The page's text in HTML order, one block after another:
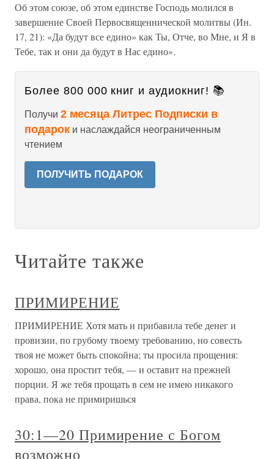
Об этом союзе, об этом единстве Господь молился в
завершение Своей Первосвященнической молитвы (Ин.
17, 21): «Да будут все едино» как Ты, Отче, во Мне, и Я в
Тебе, так и они да будут в Нас едино».
Более 800 000 книг и аудиокниг! 📚
Получи 2 месяца Литрес Подписки в
подарок и наслаждайся неограниченным
чтением
ПОЛУЧИТЬ ПОДАРОК
Читайте также
ПРИМИРЕНИЕ
ПРИМИРЕНИЕ Хотя мать и прибавила тебе денег и
провизии, по грубому твоему требованию, но совесть
твоя не может быть спокойна; ты просила прощения:
хорошо, она простит тебя, — и оставит на прежней
порции. Я же тебя прощать в сем не имею никакого
права, пока не примиришься
30:1—20 Примирение с Богом
возможно